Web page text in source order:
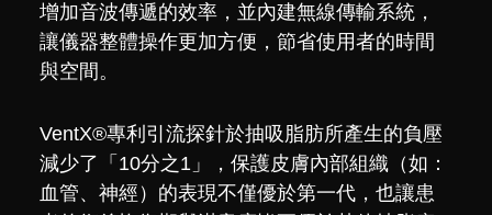
增加音波傳遞的效率，並內建無線傳輸系統，
讓儀器整體操作更加方便，節省使用者的時間
與空間。
VentX®專利引流探針於抽吸脂肪所產生的負壓
減少了「10分之1」，保護皮膚內部組織（如：
血管、神經）的表現不僅優於第一代，也讓患